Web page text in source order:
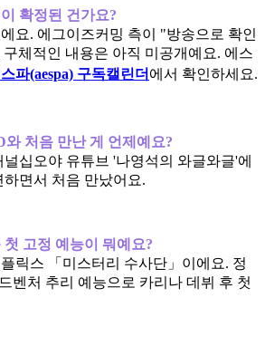
확정된 건가요?
요. 에그이즈커밍 측이 "방송으로 확인
체적인 내용은 아직 미공개예요. 에스
파(aespa) 구독캘린더 에서 확인하세요.
와 처음 만난 게 언제예요?
널십오야 유튜브 '나영석의 와글와글'에
면서 처음 만났어요.
고정 예능이 뭐예요?
릭스 「미스터리 수사단」이에요. 정
벤처 추리 예능으로 카리나 데뷔 후 첫